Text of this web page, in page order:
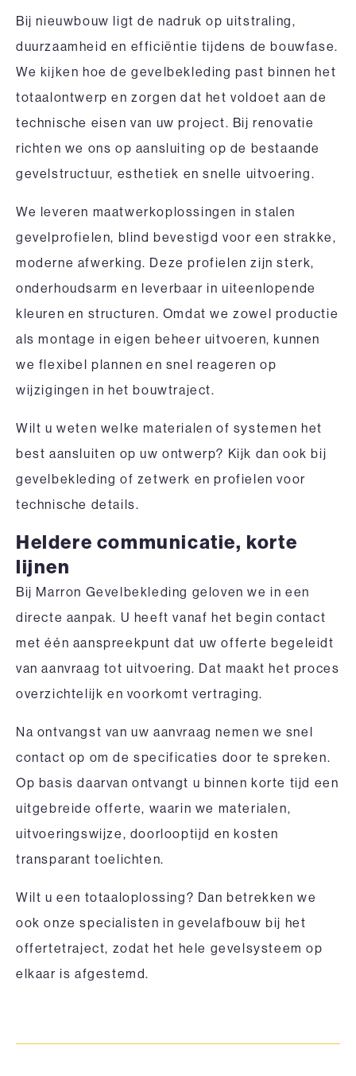
Bijnieuwbouw ligt de nadruk op uitstraling,
duurzaamheid en efficiëntie tijdens de bouwfase.
We kijken hoe de gevelbekleding past binnen het
totaalontwerp en zorgen dat het voldoet aan de
technische eisen van uw project. Bij renovatie
richten we ons op aansluiting op de bestaande
gevelstructuur, esthetiek en snelle uitvoering.
We leveren maatwerkoplossingen in stalen
gevelprofielen, blind bevestigd voor een strakke,
moderne afwerking. Deze profielen zijn sterk,
onderhoudsarm en leverbaar in uiteenlopende
kleuren en structuren. Omdat we zowel productie
als montage in eigen beheer uitvoeren, kunnen
we flexibel plannen en snel reageren op
wijzigingen in het bouwtraject.
Wilt u weten welke materialen of systemen het
best aansluiten op uw ontwerp? Kijk dan ook bij
gevelbekleding of zetwerk en profielen voor
technische details.
Heldere communicatie, korte
lijnen
Bij Marron Gevelbekleding geloven we in een
directe aanpak. U heeft vanaf het begin contact
met één aanspreekpunt dat uw offerte begeleidt
van aanvraag tot uitvoering. Dat maakt het proces
overzichtelijk en voorkomt vertraging.
Na ontvangst van uw aanvraag nemen we snel
contact op om de specificaties door te spreken.
Op basis daarvan ontvangt u binnen korte tijd een
uitgebreide offerte, waarin we materialen,
uitvoeringswijze, doorlooptijd en kosten
transparant toelichten.
Wilt u een totaaloplossing? Dan betrekken we
ook onze specialisten ingevelafbouw bij het
offertetraject, zodat het hele gevelsysteem op
elkaar is afgestemd.